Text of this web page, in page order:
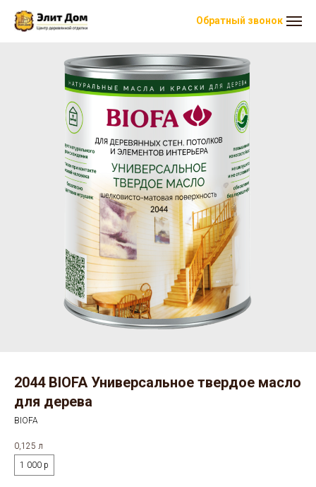
Обратный звонок
2044 BIOFA Универсальное твердое масло
для дерева
BIOFA
0,125 л
1 000 р